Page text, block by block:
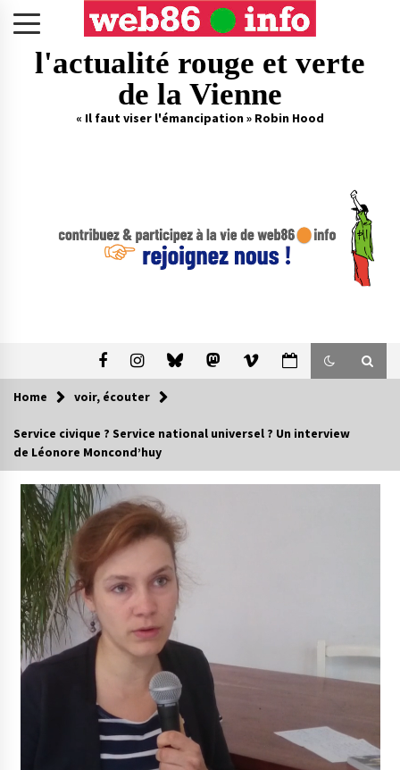
l'actualité rouge et verte
de la Vienne
« Il faut viser l'émancipation » Robin Hood
Home voir, écouter
Service civique ? Service national universel ? Un interview
de Léonore Moncond’huy